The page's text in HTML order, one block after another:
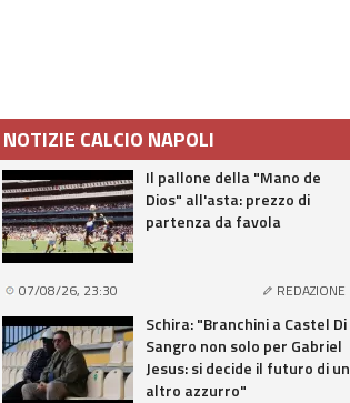
NOTIZIE CALCIO NAPOLI
Il pallone della "Mano de
Dios" all'asta: prezzo di
partenza da favola
07/08/26, 23:30 REDAZIONE
Schira: "Branchini a Castel Di
Sangro non solo per Gabriel
Jesus: si decide il futuro di un
altro azzurro"